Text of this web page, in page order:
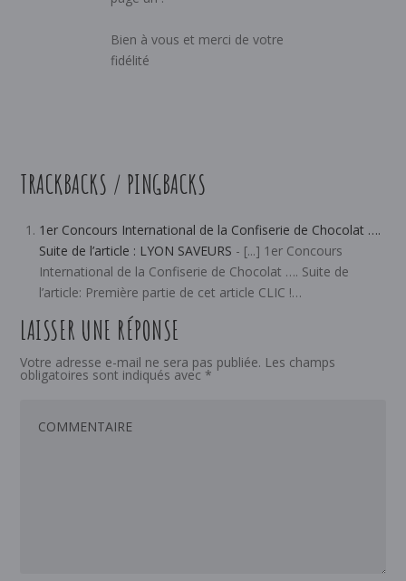
Bien à vous et merci de votre
fidélité
TRACKBACKS / PINGBACKS
1er Concours International de la Confiserie de Chocolat ….
Suite de l’article : LYON SAVEURS - [...] 1er Concours
International de la Confiserie de Chocolat …. Suite de
l’article: Première partie de cet article CLIC !…
LAISSER UNE RÉPONSE
Votre adresse e-mail ne sera pas publiée. Les champs
obligatoires sont indiqués avec *